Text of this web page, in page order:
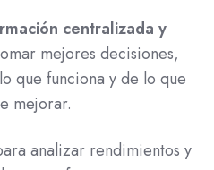
centralizada y
mejores decisiones,
que funciona y de lo que
mejorar.
analizar rendimientos y